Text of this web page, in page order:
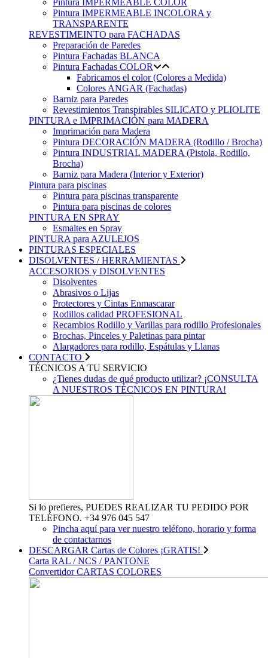
Pintura IMPERMEABLE COLOR
Pintura IMPERMEABLE INCOLORA y
TRANSPARENTE
REVESTIMEINTO para FACHADAS
Preparación de Paredes
Pintura Fachadas BLANCA
Pintura Fachadas COLOR
Fabricamos el color (Colores a Medida)
Colores ANGAR (Fachadas)
Barniz para Paredes
Revestimientos Transpirables SILICATO y PLIOLITE
PINTURA e IMPRIMACIÓN para MADERA
Imprimación para Madera
Pintura DECORACIÓN MADERA (Rodillo / Brocha)
Pintura INDUSTRIAL MADERA (Pistola, Rodillo,
Brocha)
Barniz para Madera (Interior y Exterior)
Pintura para piscinas
Pintura para piscinas transparente
Pintura para piscinas de colores
PINTURA EN SPRAY
Esmaltes en Spray
PINTURA para AZULEJOS
PINTURAS ESPECIALES
DISOLVENTES / HERRAMIENTAS
ACCESORIOS y DISOLVENTES
Disolventes
Abrasivos o Lijas
Protectores y Cintas Enmascarar
Rodillos calidad PROFESIONAL
Recambios Rodillo y Varillas para rodillo Profesionales
Brochas, Pinceles y Paletinas para pintar
Alargadores para rodillo, Espátulas y Llanas
CONTACTO
TÉCNICOS A TU SERVICIO
¿Tienes dudas de qué producto utilizar? ¡CONSULTA
A NUESTROS TÉCNICOS EN PINTURA!
Si lo prefieres, PUEDES REALIZAR TU PEDIDO POR
TELÉFONO. +34 976 045 547
Pincha aquí para ver nuestro teléfono, horario y forma
de contactarnos
DESCARGAR Cartas de Colores ¡GRATIS!
Carta RAL / NCS / PANTONE
Convertidor CARTAS COLORES